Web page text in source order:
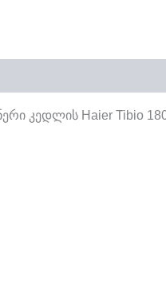
კედლის Haier Tibio